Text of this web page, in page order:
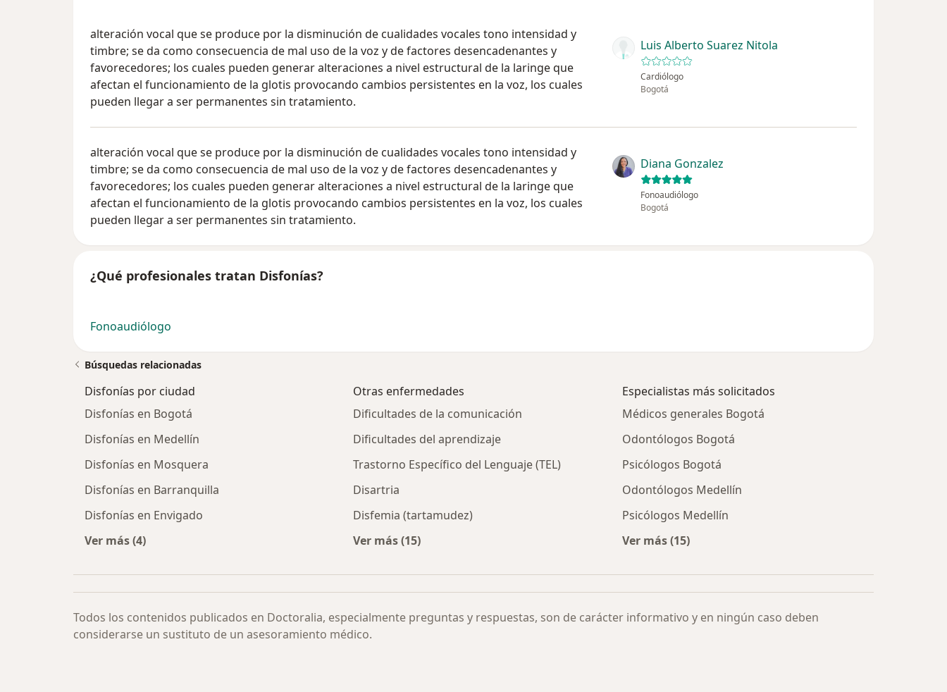
alteración vocal que se produce por la disminución de cualidades vocales tono intensidad y
timbre; se da como consecuencia de mal uso de la voz y de factores desencadenantes y
favorecedores; los cuales pueden generar alteraciones a nivel estructural de la laringe que
afectan el funcionamiento de la glotis provocando cambios persistentes en la voz, los cuales
pueden llegar a ser permanentes sin tratamiento.
Luis Alberto Suarez Nitola
Cardiólogo
Bogotá
alteración vocal que se produce por la disminución de cualidades vocales tono intensidad y
timbre; se da como consecuencia de mal uso de la voz y de factores desencadenantes y
favorecedores; los cuales pueden generar alteraciones a nivel estructural de la laringe que
afectan el funcionamiento de la glotis provocando cambios persistentes en la voz, los cuales
pueden llegar a ser permanentes sin tratamiento.
Diana Gonzalez
Fonoaudiólogo
Bogotá
¿Qué profesionales tratan Disfonías?
Fonoaudiólogo
Búsquedas relacionadas
Disfonías por ciudad
Disfonías en Bogotá
Disfonías en Medellín
Disfonías en Mosquera
Disfonías en Barranquilla
Disfonías en Envigado
Ver más (4)
Otras enfermedades
Dificultades de la comunicación
Dificultades del aprendizaje
Trastorno Específico del Lenguaje (TEL)
Disartria
Disfemia (tartamudez)
Ver más (15)
Especialistas más solicitados
Médicos generales Bogotá
Odontólogos Bogotá
Psicólogos Bogotá
Odontólogos Medellín
Psicólogos Medellín
Ver más (15)
Todos los contenidos publicados en Doctoralia, especialmente preguntas y respuestas, son de carácter informativo y en ningún caso deben
considerarse un sustituto de un asesoramiento médico.